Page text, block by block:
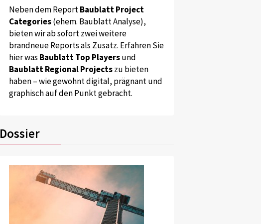
Neben dem ReportBaublatt Project
Categories(ehem. Baublatt Analyse),
bieten wir ab sofort zwei weitere
brandneue Reports als Zusatz. Erfahren Sie
hier was Baublatt Top Playersund
Baublatt Regional Projectszu bieten
haben – wie gewohnt digital, prägnant und
graphisch auf den Punkt gebracht.
Dossier